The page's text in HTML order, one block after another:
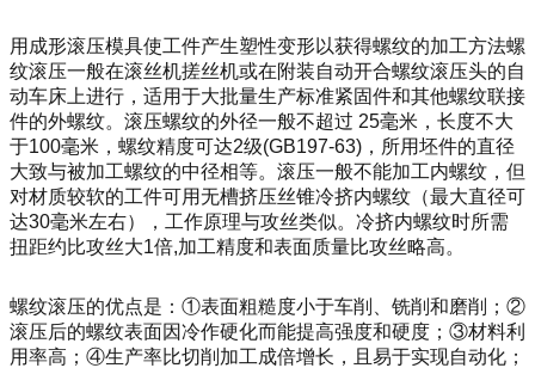
用成形滚压模具使工件产生塑性变形以获得螺纹的加工方法螺
纹滚压一般在滚丝机搓丝机或在附装自动开合螺纹滚压头的自
动车床上进行，适用于大批量生产标准紧固件和其他螺纹联接
件的外螺纹。滚压螺纹的外径一般不超过 25毫米，长度不大
于100毫米，螺纹精度可达2级(GB197-63)，所用坯件的直径
大致与被加工螺纹的中径相等。滚压一般不能加工内螺纹，但
对材质较软的工件可用无槽挤压丝锥冷挤内螺纹（最大直径可
达30毫米左右），工作原理与攻丝类似。冷挤内螺纹时所需
扭距约比攻丝大1倍,加工精度和表面质量比攻丝略高。
螺纹滚压的优点是：①表面粗糙度小于车削、铣削和磨削；②
滚压后的螺纹表面因冷作硬化而能提高强度和硬度；③材料利
用率高；④生产率比切削加工成倍增长，且易于实现自动化；